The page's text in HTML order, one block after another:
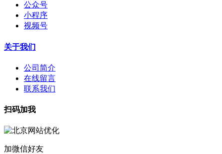
公众号
小程序
视频号
关于我们
公司简介
在线留言
联系我们
扫码加我
加微信好友